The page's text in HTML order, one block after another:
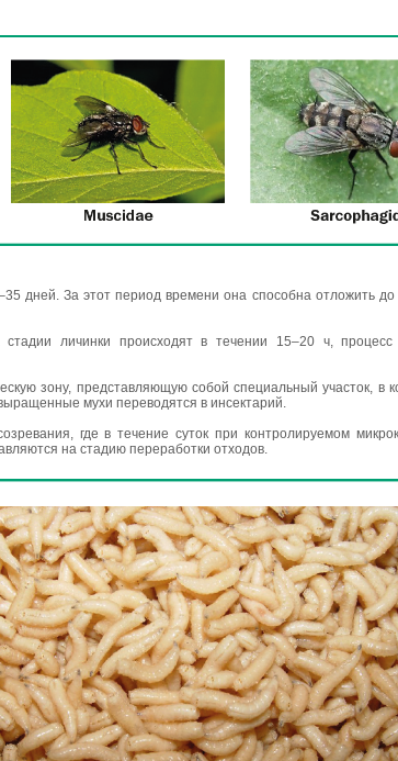
дней. За этот период времени она способна отложить
личинки происходят в течении 15–20 ч,
зону, представляющую собой специальный участок,
мухи переводятся в инсектарий.
где в течение суток при контролируемом
на стадию переработки отходов.